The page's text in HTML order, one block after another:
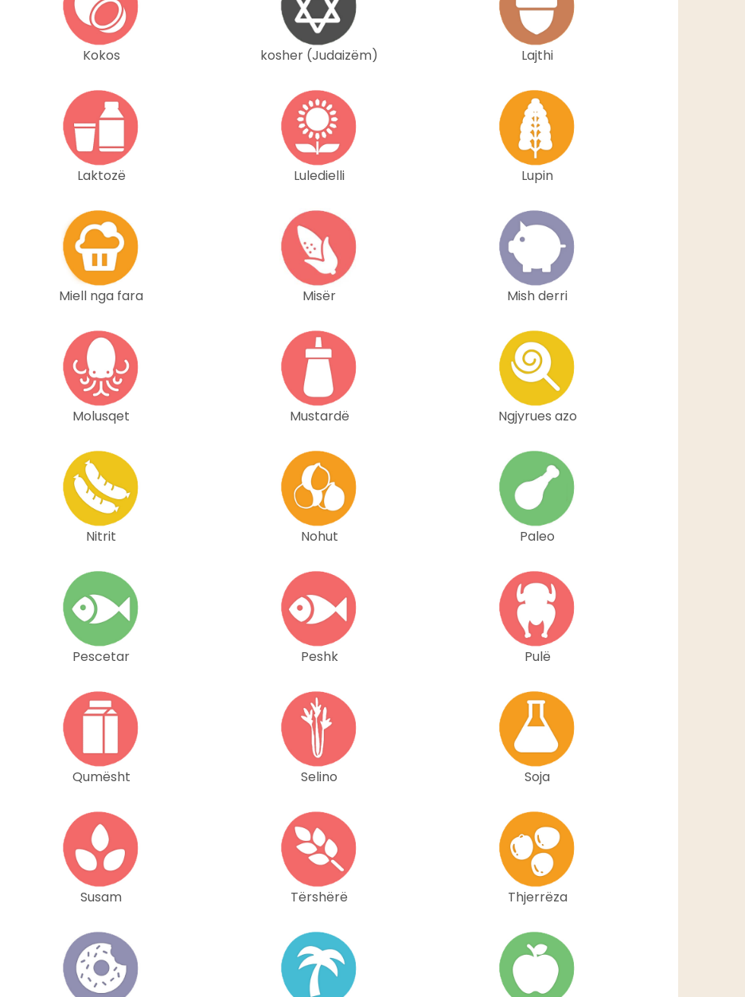
Kokos kosher (Judaizëm) Lajthi
Laktozë Luledielli Lupin
Miell nga fara Misër Mish derri
Molusqet Mustardë Ngjyrues azo
Nitrit Nohut Paleo
Pescetar Peshk Pulë
Qumësht Selino Soja
Susam Tërshërë Thjerrëza